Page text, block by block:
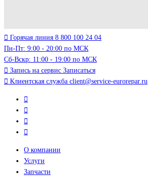
Горячая линия 8 800 100 24 04
Пн-Пт: 9:00 - 20:00 по МСК
Сб-Вскр: 11:00 - 19:00 по МСК
Запись на сервис Записаться
Клиентская служба client@service-eurorepar.ru
О компании
Услуги
Запчасти